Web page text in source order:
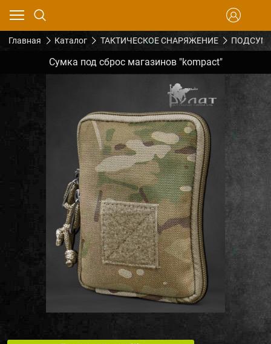
Главная Каталог ТАКТИЧЕСКОЕ СНАРЯЖЕНИЕ
Сумка под сброс магазинов "kompact"